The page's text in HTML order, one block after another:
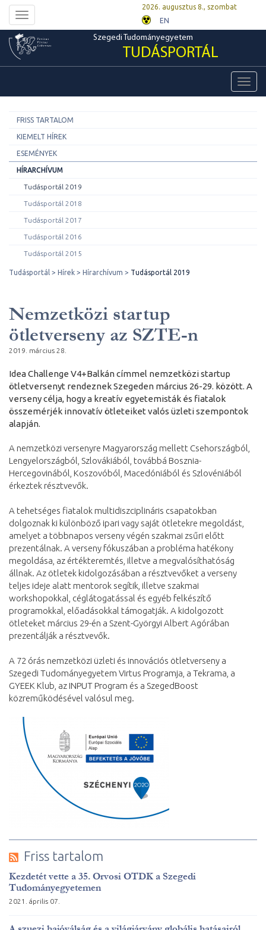
Toggle
navigation
2026. augusztus 8., szombat
EN
Szegedi Tudományegyetem
TUDÁSPORTÁL
FRISS TARTALOM
KIEMELT HÍREK
ESEMÉNYEK
HÍRARCHÍVUM
Tudásportál 2019
Tudásportál 2018
Tudásportál 2017
Tudásportál 2016
Tudásportál 2015
Tudásportál Hírek Hírarchívum Tudásportál 2019
Nemzetközi startup
ötletverseny az SZTE-n
2019. március 28.
Idea Challenge V4+Balkán címmel nemzetközi startup
ötletversenyt rendeznek Szegeden március 26-29. között. A
verseny célja, hogy a kreatív egyetemisták és fiatalok
összemérjék innovatív ötleteiket valós üzleti szempontok
alapján.
A nemzetközi versenyre Magyarország mellett Csehországból,
Lengyelországból, Szlovákiából, továbbá Bosznia-
Hercegovinából, Koszovóból, Macedóniából és Szlovéniából
érkeztek résztvevők.
A tehetséges fiatalok multidiszciplináris csapatokban
dolgoznak ki különböző ipari vagy saját ötletekre megoldást,
amelyet a többnapos verseny végén szakmai zsűri előtt
prezentálnak. A verseny fókuszában a probléma hatékony
megoldása, az értékteremtés, illetve a megvalósíthatóság
állnak. Az ötletek kidolgozásában a résztvevőket a verseny
teljes ideje alatt mentorok segítik, illetve szakmai
workshopokkal, céglátogatással és egyéb felkészítő
programokkal, előadásokkal támogatják. A kidolgozott
ötleteket március 29-én a Szent-Györgyi Albert Agórában
prezentálják a résztvevők.
A 72 órás nemzetközi üzleti és innovációs ötletverseny a
Szegedi Tudományegyetem Virtus Programja, a Tekrama, a
GYEEK Klub, az INPUT Program és a SzegedBoost
közreműködésével valósul meg.
Friss tartalom
Kezdetét vette a 35. Orvosi OTDK a Szegedi
Tudományegyetemen
2021. április 07.